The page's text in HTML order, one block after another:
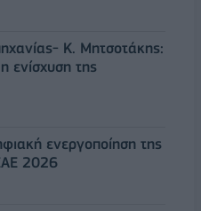
Κ. Μητσοτάκης:
ενίσχυση της
ενεργοποίηση της
2026